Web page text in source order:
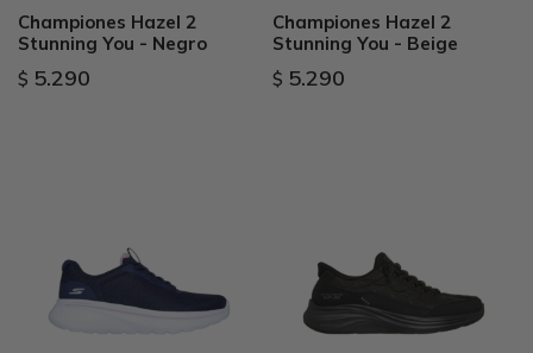
Championes Hazel 2
Stunning You - Negro
$ 5.290
Championes Hazel 2
Stunning You - Beige
$ 5.290